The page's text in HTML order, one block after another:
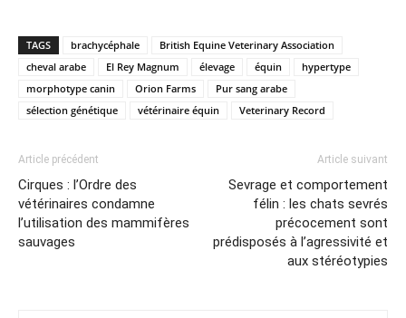
TAGS brachycéphale
British Equine Veterinary Association
cheval arabe
El Rey Magnum élevage équin
hypertype
morphotype canin
Orion Farms
Pur sang arabe
sélection génétique
vétérinaire équin Veterinary Record
Article précédent
Cirques : l’Ordre des
vétérinaires condamne
l’utilisation des mammifères
sauvages
Article suivant
Sevrage et comportement
félin : les chats sevrés
précocement sont
prédisposés à l’agressivité et
aux stéréotypies